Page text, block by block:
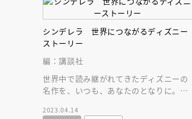
シンデレラ 世界につながるディズニー
ストーリー
編：講談社
世界中で読み継がれてきたディズニーの
名作を、いつも、あなたのとなりに。世
2023.04.14